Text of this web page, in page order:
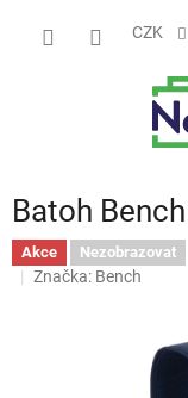
CZK
Batoh
Akce Nezobrazovat
Značka: Bench